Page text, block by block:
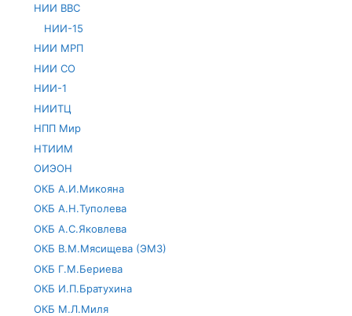
НИИ ВВС
НИИ-15
НИИ МРП
НИИ СО
НИИ-1
НИИТЦ
НПП Мир
НТИИМ
ОИЭОН
ОКБ А.И.Микояна
ОКБ А.Н.Туполева
ОКБ А.С.Яковлева
ОКБ В.М.Мясищева (ЭМЗ)
ОКБ Г.М.Бериева
ОКБ И.П.Братухина
ОКБ М.Л.Миля